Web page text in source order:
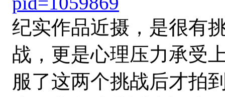
纪实作品近摄，是很有
战，更是心理压力承受
服了这两个挑战后才拍